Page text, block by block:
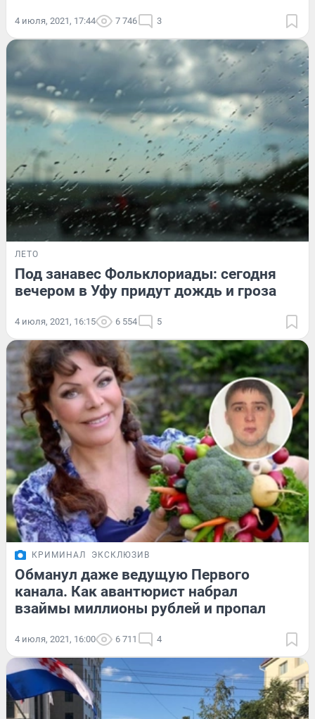
4 июля, 2021, 17:44 7 746 3
ЛЕТО
Под занавес Фольклориады: сегодня
вечером в Уфу придут дождь и гроза
4 июля, 2021, 16:15 6 554 5
КРИМИНАЛ ЭКСКЛЮЗИВ
Обманул даже ведущую Первого
канала. Как авантюрист набрал
взаймы миллионы рублей и пропал
4 июля, 2021, 16:00 6 711 4